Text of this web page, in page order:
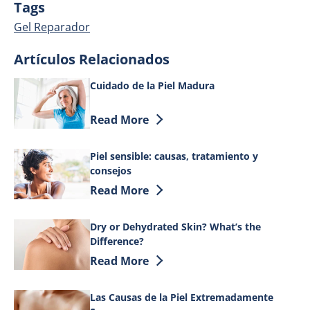
Tags
Gel Reparador
Artículos Relacionados
Cuidado de la Piel Madura
Discover more about Cuidado de la Piel
Read More
Piel sensible: causas, tratamiento y
consejos
Discover more about Piel sensible:
Read More
Dry or Dehydrated Skin? What’s the
Difference?
Discover more about Dry or
Read More
Las Causas de la Piel Extremadamente